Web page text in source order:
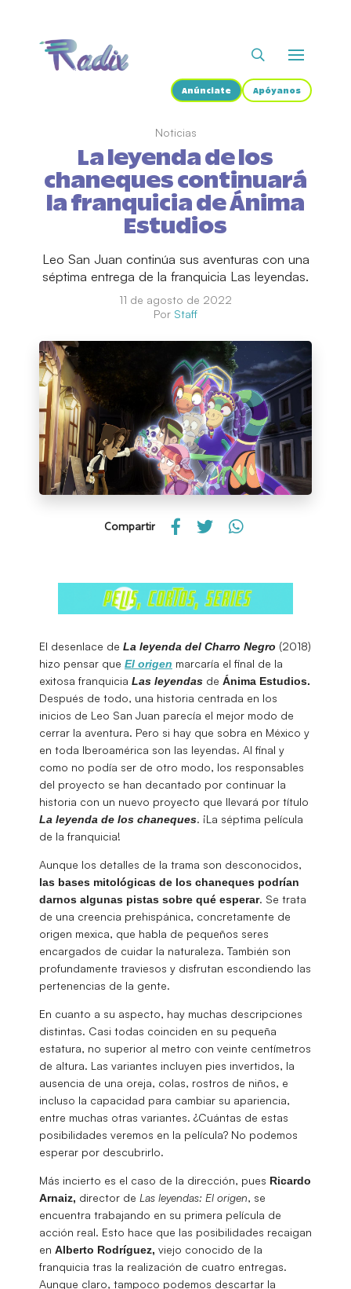
Anúnciate Apóyanos
Noticias
La leyenda de los
chaneques continuará
la franquicia de Ánima
Estudios
Leo San Juan continúa sus aventuras con una
séptima entrega de la franquicia Las leyendas.
11 de agosto de 2022
Por Staff
Compartir
El desenlace de La leyenda del Charro Negro (2018)
hizo pensar que El origen marcaría el final de la
exitosa franquicia Las leyendas de Ánima Estudios.
Después de todo, una historia centrada en los
inicios de Leo San Juan parecía el mejor modo de
cerrar la aventura. Pero si hay que sobra en México y
en toda Iberoamérica son las leyendas. Al final y
como no podía ser de otro modo, los responsables
del proyecto se han decantado por continuar la
historia con un nuevo proyecto que llevará por título
La leyenda de los chaneques. ¡La séptima película
de la franquicia!
Aunque los detalles de la trama son desconocidos,
las bases mitológicas de los chaneques podrían
darnos algunas pistas sobre qué esperar. Se trata
de una creencia prehispánica, concretamente de
origen mexica, que habla de pequeños seres
encargados de cuidar la naturaleza. También son
profundamente traviesos y disfrutan escondiendo las
pertenencias de la gente.
En cuanto a su aspecto, hay muchas descripciones
distintas. Casi todas coinciden en su pequeña
estatura, no superior al metro con veinte centímetros
de altura. Las variantes incluyen pies invertidos, la
ausencia de una oreja, colas, rostros de niños, e
incluso la capacidad para cambiar su apariencia,
entre muchas otras variantes. ¿Cuántas de estas
posibilidades veremos en la película? No podemos
esperar por descubrirlo.
Más incierto es el caso de la dirección, pues Ricardo
Arnaiz, director de Las leyendas: El origen, se
encuentra trabajando en su primera película de
acción real. Esto hace que las posibilidades recaigan
en Alberto Rodríguez, viejo conocido de la
franquicia tras la realización de cuatro entregas.
Aunque claro, tampoco podemos descartar la